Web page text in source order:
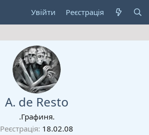
Увійти Реєстрація
A. de Resto
.Графиня.
Реєстрація 18.02.08